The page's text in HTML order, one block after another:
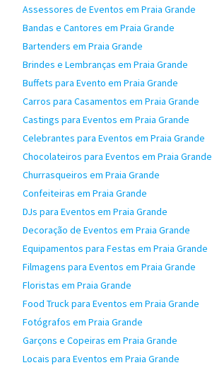
Assessores de Eventos em Praia Grande
Bandas e Cantores em Praia Grande
Bartenders em Praia Grande
Brindes e Lembranças em Praia Grande
Buffets para Evento em Praia Grande
Carros para Casamentos em Praia Grande
Castings para Eventos em Praia Grande
Celebrantes para Eventos em Praia Grande
Chocolateiros para Eventos em Praia Grande
Churrasqueiros em Praia Grande
Confeiteiras em Praia Grande
DJs para Eventos em Praia Grande
Decoração de Eventos em Praia Grande
Equipamentos para Festas em Praia Grande
Filmagens para Eventos em Praia Grande
Floristas em Praia Grande
Food Truck para Eventos em Praia Grande
Fotógrafos em Praia Grande
Garçons e Copeiras em Praia Grande
Locais para Eventos em Praia Grande